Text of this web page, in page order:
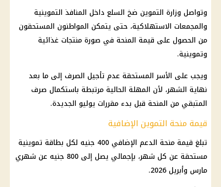
وتواصل وزارة التموين ضخ السلع داخل المنافذ التموينية
والمجمعات الاستهلاكية، حتى يتمكن المواطنون المستحقون
من الحصول على قيمة المنحة في صورة منتجات غذائية
وتموينية.
ويجب على الأسر المستحقة عدم تأجيل الصرف إلى ما بعد
نهاية الشهر، لأن المهلة الحالية مرتبطة باستكمال صرف
المتبقي من المنحة قبل بدء مقررات يوليو الجديدة.
قيمة منحة التموين الإضافية
تبلغ قيمة منحة الدعم الإضافي 400 جنيه لكل بطاقة تموينية
مستحقة عن كل شهر، بإجمالي يصل إلى 800 جنيه عن شهري
مارس وأبريل 2026.